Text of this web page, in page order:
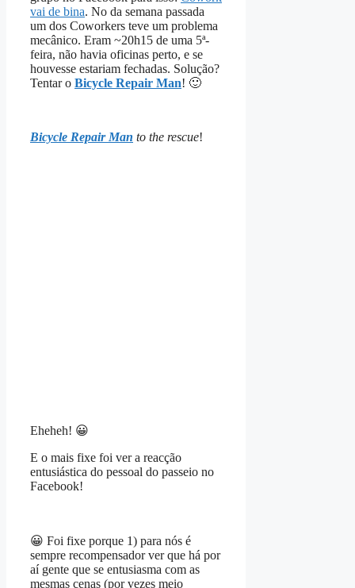
vai de bina. No da semana passada
um dos Coworkers teve um problema
mecânico. Eram ~20h15 de uma 5ª-
feira, não havia oficinas perto, e se
houvesse estariam fechadas. Solução?
Tentar o Bicycle Repair Man! 🙂
Bicycle Repair Man to the rescue!
Eheheh! 😀
E o mais fixe foi ver a reacção
entusiástica do pessoal do passeio no
Facebook!
😀 Foi fixe porque 1) para nós é
sempre recompensador ver que há por
aí gente que se entusiasma com as
mesmas cenas (por vezes meio